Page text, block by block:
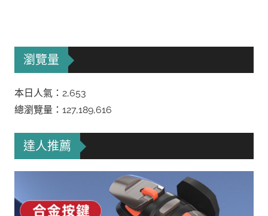
瀏覽量
本日人氣：2,653
總瀏覽量：127,189,616
達人推薦